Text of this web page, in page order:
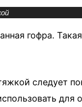
гофра.
следует
для